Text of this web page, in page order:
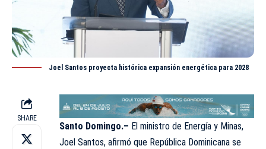
Joel Santos proyecta histórica expansión energética para 2028
SHARE
Santo Domingo.– El ministro de Energía y Minas,
Joel Santos, afirmó que República Dominicana se